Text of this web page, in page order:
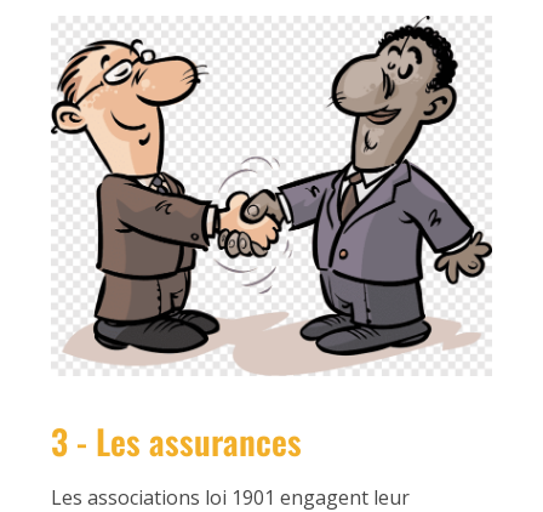
3 - Les assurances
Les associations loi 1901 engagent leur